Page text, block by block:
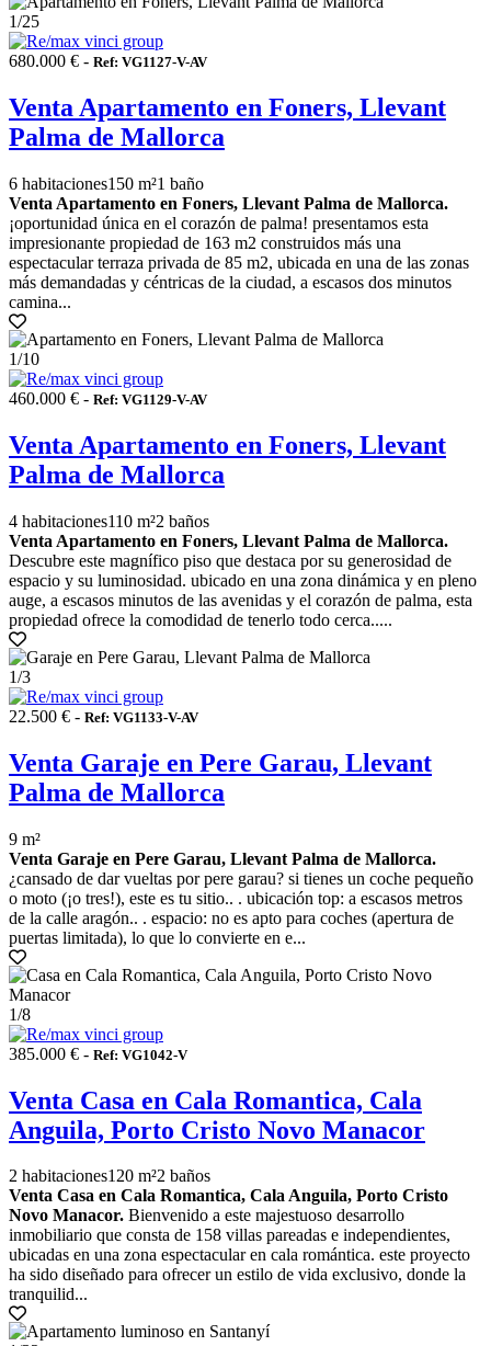
1/25
680.000 € - Ref: VG1127-V-AV
Venta Apartamento en Foners, Llevant
Palma de Mallorca
6 habitaciones150 m²1 baño
Venta Apartamento en Foners, Llevant Palma de Mallorca.
¡oportunidad única en el corazón de palma! presentamos esta
impresionante propiedad de 163 m2 construidos más una
espectacular terraza privada de 85 m2, ubicada en una de las zonas
más demandadas y céntricas de la ciudad, a escasos dos minutos
camina...
1/10
460.000 € - Ref: VG1129-V-AV
Venta Apartamento en Foners, Llevant
Palma de Mallorca
4 habitaciones110 m²2 baños
Venta Apartamento en Foners, Llevant Palma de Mallorca.
Descubre este magnífico piso que destaca por su generosidad de
espacio y su luminosidad. ubicado en una zona dinámica y en pleno
auge, a escasos minutos de las avenidas y el corazón de palma, esta
propiedad ofrece la comodidad de tenerlo todo cerca.....
1/3
22.500 € - Ref: VG1133-V-AV
Venta Garaje en Pere Garau, Llevant
Palma de Mallorca
9 m²
Venta Garaje en Pere Garau, Llevant Palma de Mallorca.
¿cansado de dar vueltas por pere garau? si tienes un coche pequeño
o moto (¡o tres!), este es tu sitio.. . ubicación top: a escasos metros
de la calle aragón.. . espacio: no es apto para coches (apertura de
puertas limitada), lo que lo convierte en e...
1/8
385.000 € - Ref: VG1042-V
Venta Casa en Cala Romantica, Cala
Anguila, Porto Cristo Novo Manacor
2 habitaciones120 m²2 baños
Venta Casa en Cala Romantica, Cala Anguila, Porto Cristo
Novo Manacor. Bienvenido a este majestuoso desarrollo
inmobiliario que consta de 158 villas pareadas e independientes,
ubicadas en una zona espectacular en cala romántica. este proyecto
ha sido diseñado para ofrecer un estilo de vida exclusivo, donde la
tranquilid...